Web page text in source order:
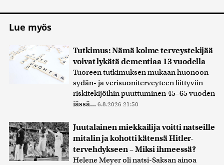
Lue myös
Tutkimus: Nämä kolme terveystekijää
voivat lykätä dementiaa 13 vuodella
Tuoreen tutkimuksen mukaan huonoon
sydän- ja verisuoniterveyteen liittyviin
riskitekijöihin puuttuminen 45–65 vuoden
iässä... 6.8.2026 21:50
Juutalainen miekkailija voitti natseille
mitalin ja kohotti kätensä Hitler-
tervehdykseen – Miksi ihmeessä?
Helene Meyer oli natsi-Saksan ainoa